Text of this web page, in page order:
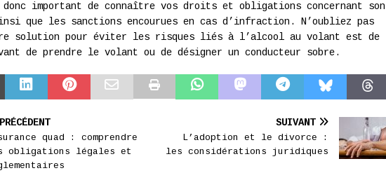
important de connaître vos droits et obligations concernant son
que les sanctions encourues en cas d’infraction. N’oubliez pas
solution pour éviter les risques liés à l’alcool au volant est de
de prendre le volant ou de désigner un conducteur sobre.
PRÉCÉDENT
quad : comprendre
obligations légales et
SUIVANT
L’adoption et le divorce :
les considérations juridiques